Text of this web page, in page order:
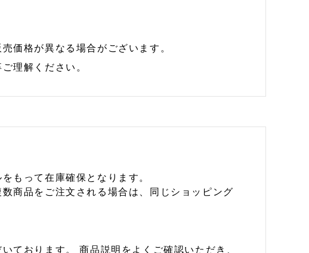
価格が異なる場合がございます。
理解ください。
もって在庫確保となります。
商品をご注文される場合は、同じショッピング
ております。 商品説明をよくご確認いただき、